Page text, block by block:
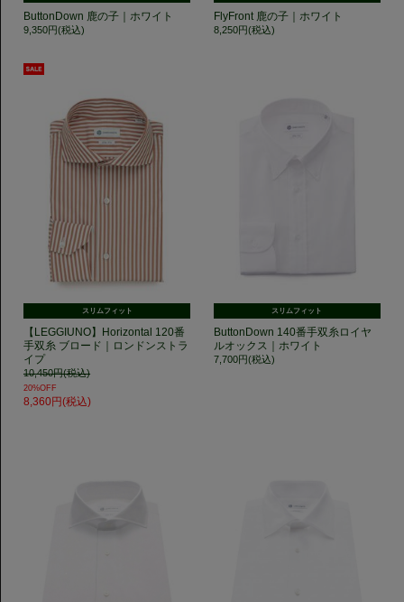
ButtonDown 鹿の子｜ホワイト
9,350円(税込)
FlyFront 鹿の子｜ホワイト
8,250円(税込)
スリムフィット
【LEGGIUNO】Horizontal 120番
手双糸 ブロード｜ロンドンストラ
イプ
10,450円(税込)
20%OFF
8,360円(税込)
スリムフィット
ButtonDown 140番手双糸ロイヤ
ルオックス｜ホワイト
7,700円(税込)